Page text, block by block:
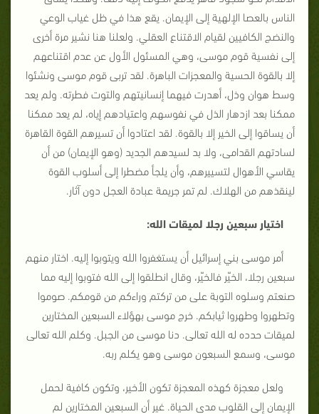
الناس بالعصا الإلهية إلى الإيمان. يقع هذا في ظل غياب الوعي
والنضج الكافيين لقيام الاقتناع العقلي. ولعلنا هنا نشير مرة أخرى
إلى نفسية قوم موسى، وهي المسئول الأول عن عدم اقتناعهم
إلا بالقوة الحسية والمعجزات الباهرة. لقد تربى قوم موسى ونشئوا
وسط هوان وذل، أهدرت فيهما إنسانيتهم والتوت فطرته. ولم يعد
ممكنا بعد ازدهار الذل في نفوسهم واعتيادهم إياه، لم يعد ممكنا
أن يساقوا إلى الخير إلا بالقوة. لقد اعتادوا أن تسيرهم القوة القاهرة
لسادتهم القدامى، ولا بد لسيدهم الجديد (وهو الإيمان) من أن
يقاسي الأهوال لتسييرهم، وأن يلجأ مضطرا إلى أسلوب القوة
لينقذهم من الهلاك. لم تمر جريمة عبادة العجل دون آثار.
اختيار سبعين رجلا لميقات الله:
أمر موسى بني إسرائيل أن يستغفروا الله ويتوبوا إليه. اختار منهم
سبعين رجلا، الخيّر فالخيّر، وقال انطلقوا إلى الله فتوبوا إليه مما
صنعتم وسلوه التوبة على من تركتم وراءكم من قومكم. صوموا
وتطهروا وطهروا ثيابكم. خرج موسى بهؤلاء السبعين المختارين
لميقات حدده له الله تعالى. دنا موسى من الجبل. وكلم الله تعالى
موسى، وسمع السبعون موسى وهو يكلم ربه.
ولعل معجزة كهذه المعجزة تكون الأخير، وتكون كافية لحمل
الإيمان إلى القلوب مدى الحياة. غير أن السبعين المختارين لم